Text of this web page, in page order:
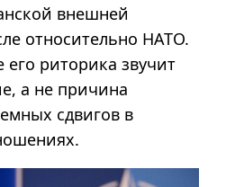
внешней
относительно НАТО.
риторика звучит
а не причина
сдвигов в